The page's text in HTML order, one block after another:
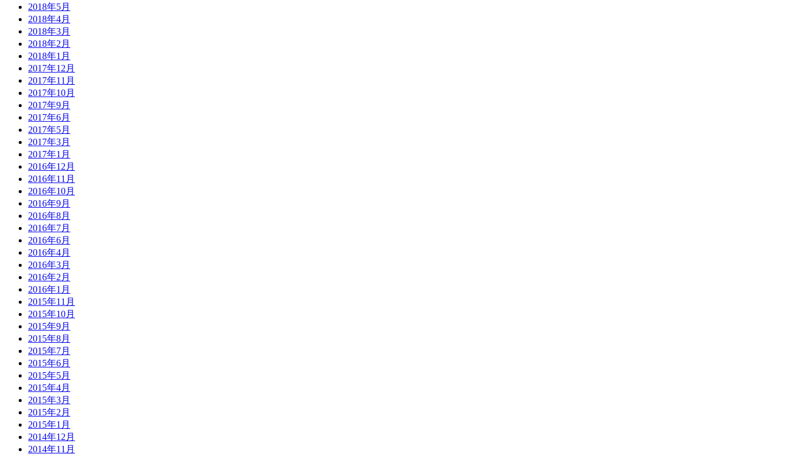
2018年5月
2018年4月
2018年3月
2018年2月
2018年1月
2017年12月
2017年11月
2017年10月
2017年9月
2017年6月
2017年5月
2017年3月
2017年1月
2016年12月
2016年11月
2016年10月
2016年9月
2016年8月
2016年7月
2016年6月
2016年4月
2016年3月
2016年2月
2016年1月
2015年11月
2015年10月
2015年9月
2015年8月
2015年7月
2015年6月
2015年5月
2015年4月
2015年3月
2015年2月
2015年1月
2014年12月
2014年11月